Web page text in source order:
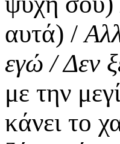
αυτά) /
εγώ / Δεν
με την
κάνει το